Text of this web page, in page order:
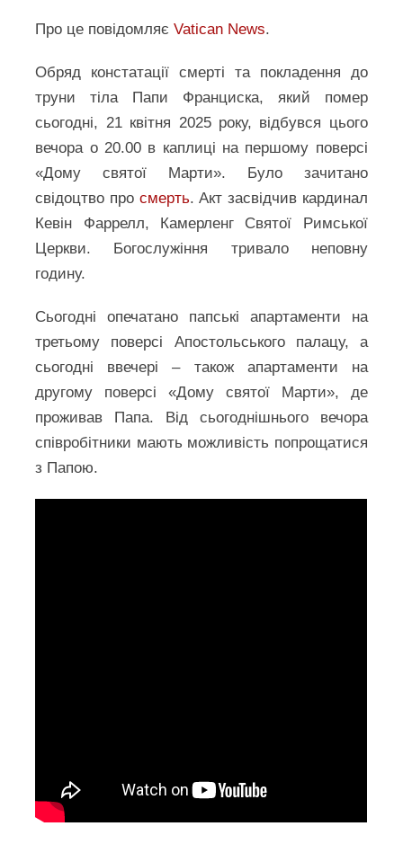
Про це повідомляєVatican News.
Обряд констатації смерті та покладення до
труни тіла Папи Франциска, який помер
сьогодні, 21 квітня 2025 року, відбувся цього
вечора о 20.00 в каплиці на першому поверсі
«Дому святої Марти». Було зачитано
свідоцтво про смерть. Акт засвідчив кардинал
Кевін Фаррелл, Камерленг Святої Римської
Церкви. Богослужіння тривало неповну
годину.
Сьогодні опечатано папські апартаменти на
третьому поверсі Апостольського палацу, а
сьогодні ввечері – також апартаменти на
другому поверсі «Дому святої Марти», де
проживав Папа. Від сьогоднішнього вечора
співробітники мають можливість попрощатися
з Папою.